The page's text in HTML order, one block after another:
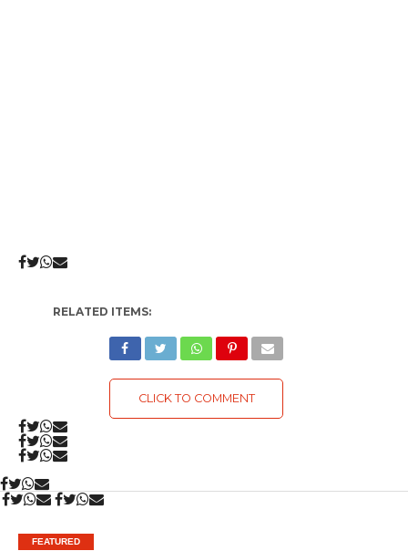
RELATED ITEMS:
CLICK TO COMMENT
FEATURED